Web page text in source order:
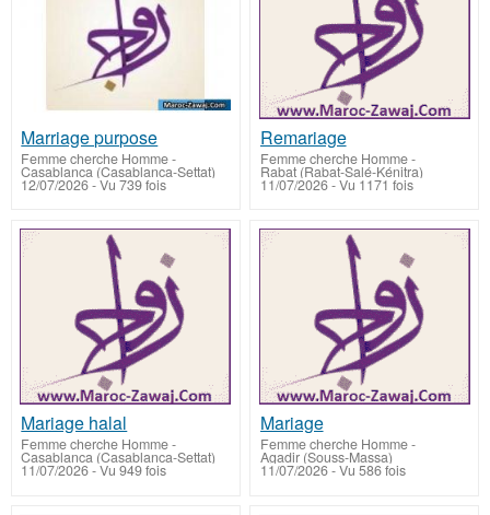
Marriage purpose
Femme cherche Homme-
Casablanca (Casablanca-Settat)
12/07/2026 - Vu 739 fois
Remariage
Femme cherche Homme-
Rabat (Rabat-Salé-Kénitra)
11/07/2026 - Vu 1171 fois
Mariage halal
Femme cherche Homme-
Casablanca (Casablanca-Settat)
11/07/2026 - Vu 949 fois
Mariage
Femme cherche Homme-
Agadir (Souss-Massa)
11/07/2026 - Vu 586 fois